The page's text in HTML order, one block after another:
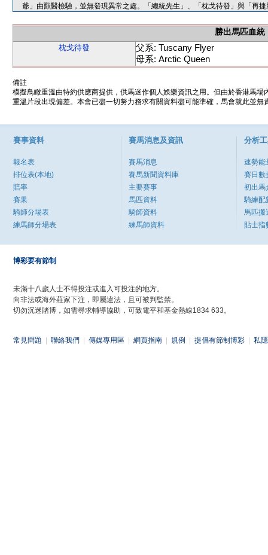
爺」由獸醫檢驗，並無發現異常之處。「總統先生」、「枕戈待發」與「再
勝出馬匹血統
枕戈待發
父系: Tuscany Flyer
母系: Arctic Queen
備註
模擬鳥瞰重溫由特約供應商提供，供馬迷作個人娛樂資訊之用。但由於香港馬
重溫片段出現偏差。本會已盡一切努力務求有關資料盡可能準確，馬會就此並
賽事資料
報名表
排位表(本地)
賠率
賽果
騎師分場表
練馬師分場表
賽馬消息及資訊
賽馬消息
賽馬新聞資料庫
主要賽事
馬匹資料
騎師資料
練馬師資料
分析
速勢能
賽日數
初出馬
騎練配
馬匹搬
貼士指
博彩要有節制
未滿十八歲人士不得投注或進入可投注的地方。
向非法或海外莊家下注，即屬違法，且可被判監禁。
切勿沉迷賭博，如需尋求輔導協助，可致電平和基金熱線1834 633。
常見問題 聯絡我們 傳媒專用區 網頁指南 規例 提倡有節制博彩 私